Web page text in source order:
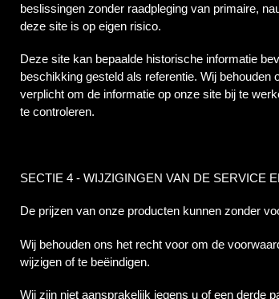
beslissingen zonder raadpleging van primaire,
deze site is op eigen risico.
Deze site kan bepaalde historische informatie
beschikking gesteld als referentie. Wij
verplicht om de informatie op onze site bij te
te controleren.
SECTIE 4 - WIJZIGINGEN VAN DE SERVICE
De prijzen van onze producten kunnen zonder
Wij behouden ons het recht voor om de
wijzigen of te beëindigen.
Wij zijn niet aansprakelijk jegens u of een derde